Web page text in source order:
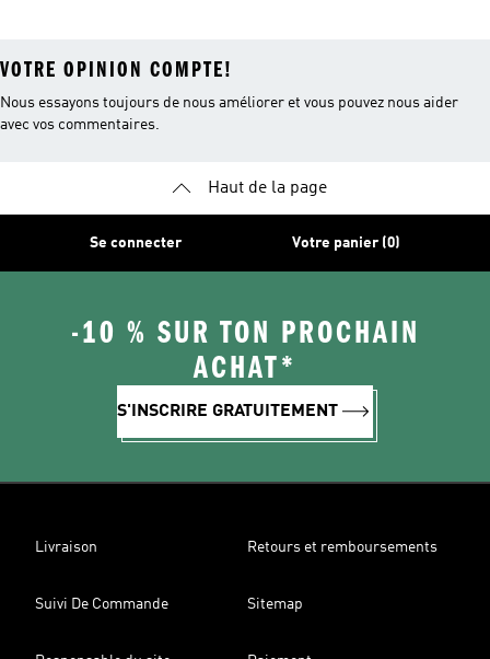
VOTRE OPINION COMPTE!
Nous essayons toujours de nous améliorer et vous pouvez nous aider
avec vos commentaires.
Haut de la page
Se connecter Votre panier (0)
-10 % SUR TON PROCHAIN
ACHAT*
S'INSCRIRE GRATUITEMENT
Livraison Retours et remboursements
Suivi De Commande Sitemap